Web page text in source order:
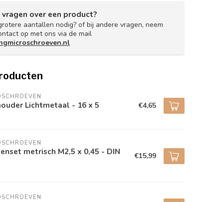
over een product?
aantallen nodig? of bij andere vragen, neem
op met ons via de mail
Lichtmetaal - 16 x 5 €4,65
metrisch M2,5 x 0,45 - DIN €15,99